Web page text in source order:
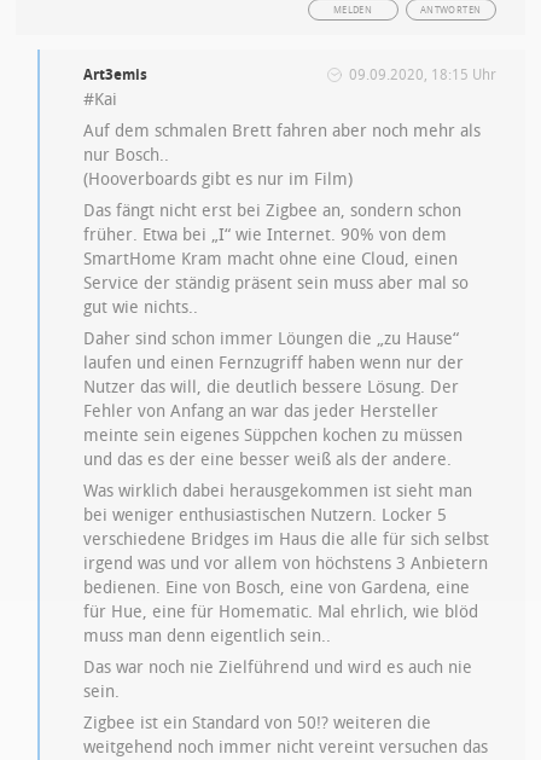
ANTWORTEN
MELDEN
Art3emis 09.09.2020, 18:15 Uhr
#Kai
Auf dem schmalen Brett fahren aber noch mehr als
nur Bosch..
(Hooverboards gibt es nur im Film)
Das fängt nicht erst bei Zigbee an, sondern schon
früher. Etwa bei „I“ wie Internet. 90% von dem
SmartHome Kram macht ohne eine Cloud, einen
Service der ständig präsent sein muss aber mal so
gut wie nichts..
Daher sind schon immer Löungen die „zu Hause“
laufen und einen Fernzugriff haben wenn nur der
Nutzer das will, die deutlich bessere Lösung. Der
Fehler von Anfang an war das jeder Hersteller
meinte sein eigenes Süppchen kochen zu müssen
und das es der eine besser weiß als der andere.
Was wirklich dabei herausgekommen ist sieht man
bei weniger enthusiastischen Nutzern. Locker 5
verschiedene Bridges im Haus die alle für sich selbst
irgend was und vor allem von höchstens 3 Anbietern
bedienen. Eine von Bosch, eine von Gardena, eine
für Hue, eine für Homematic. Mal ehrlich, wie blöd
muss man denn eigentlich sein..
Das war noch nie Zielführend und wird es auch nie
sein.
Zigbee ist ein Standard von 50!? weiteren die
weitgehend noch immer nicht vereint versuchen das